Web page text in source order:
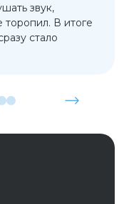
звук,
торопил. В итоге
стало